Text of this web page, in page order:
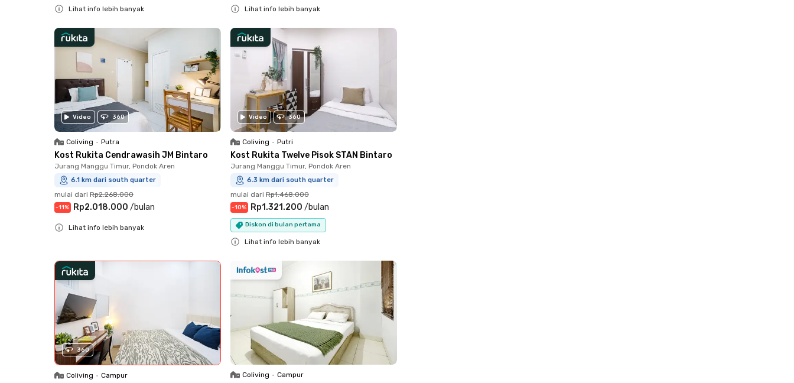
Lihat info lebih banyak Lihat info lebih banyak
Video 360
Coliving • Putra
Kost Rukita Cendrawasih JM Bintaro
Jurang Manggu Timur, Pondok Aren
6.1 km dari south quarter
mulai dari Rp2.268.000
-11% Rp2.018.000 /bulan
Lihat info lebih banyak
Video 360
Coliving • Putri
Kost Rukita Twelve Pisok STAN Bintaro
Jurang Manggu Timur, Pondok Aren
6.3 km dari south quarter
mulai dari Rp1.468.000
-10% Rp1.321.200 /bulan
Diskon di bulan pertama
Lihat info lebih banyak
360
Coliving • Campur Coliving • Campur